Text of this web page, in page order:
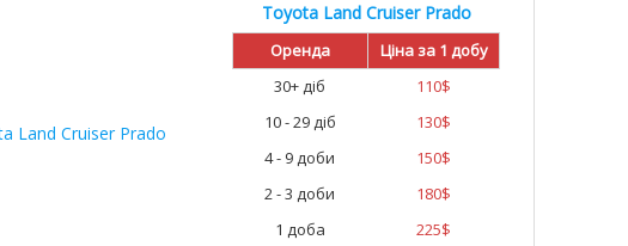
Toyota Land Cruiser Prado
Оренда
Ціна за 1 добу
30+ діб
110$
10 - 29 діб
130$
4 - 9 доби
150$
2 - 3 доби
180$
1 доба
225$